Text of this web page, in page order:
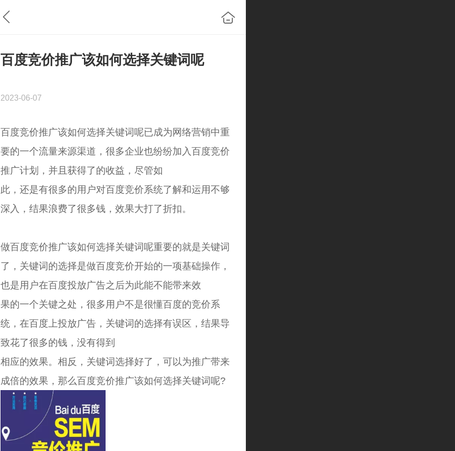
百度竞价推广该如何选择关键词呢
2023-06-07
百度竞价推广该如何选择关键词呢已成为网络营销中重
要的一个流量来源渠道，很多企业也纷纷加入百度竞价
推广计划，并且获得了的收益，尽管如
此，还是有很多的用户对百度竞价系统了解和运用不够
深入，结果浪费了很多钱，效果大打了折扣。
做百度竞价推广该如何选择关键词呢重要的就是关键词
了，关键词的选择是做百度竞价开始的一项基础操作，
也是用户在百度投放广告之后为此能不能带来效
果的一个关键之处，很多用户不是很懂百度的竞价系
统，在百度上投放广告，关键词的选择有误区，结果导
致花了很多的钱，没有得到
相应的效果。相反，关键词选择好了，可以为推广带来
成倍的效果，那么百度竞价推广该如何选择关键词呢?